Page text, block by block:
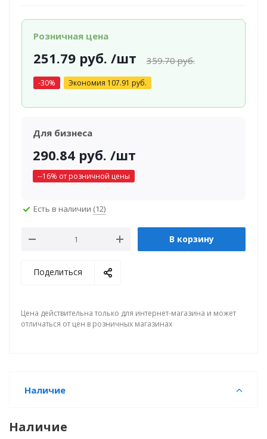
Розничная цена
251.79руб. /шт 359.70руб.
-30% Экономия 107.91 руб.
Для бизнеса
290.84 руб. /шт
--16% от розничной цены
Есть в наличии (12)
В корзину
Поделиться
Цена действительна только для интернет-магазина и может
отличаться от цен в розничных магазинах
Наличие
Наличие